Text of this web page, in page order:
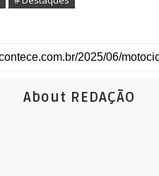
About REDAÇÃO